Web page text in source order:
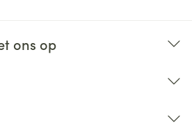
ons op